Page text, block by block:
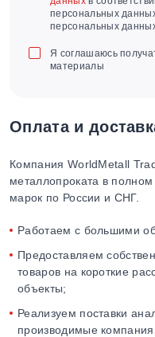
персональных
персональных
Я соглашаюсь
материалы
Оплата и
Компания WorldMetall
металлопроката в
марок по России и СНГ.
Работаем с большими
Предоставляем
товаров на короткие
объекты;
Реализуем поставки
производимые